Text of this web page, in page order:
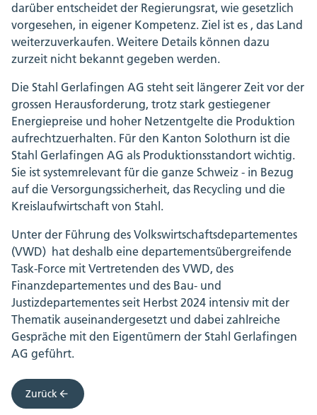
darüber entscheidet der Regierungsrat, wie gesetzlich
vorgesehen, in eigener Kompetenz. Ziel ist es , das Land
weiterzuverkaufen. Weitere Details können dazu
zurzeit nicht bekannt gegeben werden.
Die Stahl Gerlafingen AG steht seit längerer Zeit vor der
grossen Herausforderung, trotz stark gestiegener
Energiepreise und hoher Netzentgelte die Produktion
aufrechtzuerhalten. Für den Kanton Solothurn ist die
Stahl Gerlafingen AG als Produktionsstandort wichtig.
Sie ist systemrelevant für die ganze Schweiz - in Bezug
auf die Versorgungssicherheit, das Recycling und die
Kreislaufwirtschaft von Stahl.
Unter der Führung des Volkswirtschaftsdepartementes
(VWD) hat deshalb eine departementsübergreifende
Task-Force mit Vertretenden des VWD, des
Finanzdepartementes und des Bau- und
Justizdepartementes seit Herbst 2024 intensiv mit der
Thematik auseinandergesetzt und dabei zahlreiche
Gespräche mit den Eigentümern der Stahl Gerlafingen
AG geführt.
Zurück